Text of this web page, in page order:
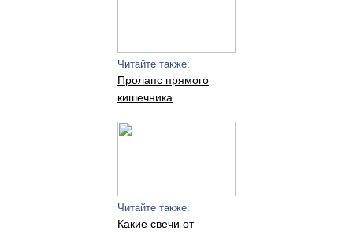
Читайте также:
Пролапс прямого
кишечника
Читайте также:
Какие свечи от